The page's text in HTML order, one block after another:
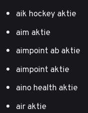
aik hockey aktie
aim aktie
aimpoint ab aktie
aimpoint aktie
aino health aktie
air aktie